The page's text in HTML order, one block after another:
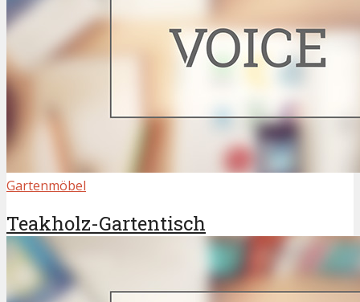
Gartenmöbel
Teakholz-Gartentisch